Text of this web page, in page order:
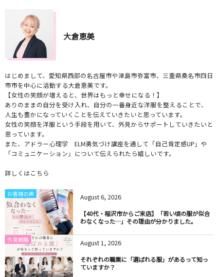
大倉恵美
はじめまして、愛知県西部の名古屋市や津島市弥富市、三重県桑名市四日
市市を中心に活動する大倉恵美です。
【女性の笑顔が増えると、世界はもっと幸せになる！】
ありのままの自分を受け入れ、自分の一番身近な洋服を整えることで、
人生も豊かになっていくことを伝えていきたいと思っています。
女性の笑顔を洋服という手段を用いて、外見からサポートしていきたいと
思っています。
また、アドラー心理学 ELM勇気づけ講座を通して「自己肯定感UP」や
「コミュニケーション」について伝えられたら嬉しいです。
詳しくはこちら
お客様の声 August6, 2026
【40代・稲沢市からご来店】「若い頃の服が似合
わなくなった…」その理由が分かりました。
外見戦略 August 1 , 2026
それぞれの職業に「選ばれる服」があるって知っ
ていますか？